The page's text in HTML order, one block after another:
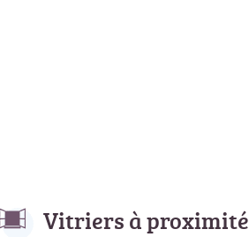
Vitriers à proximité